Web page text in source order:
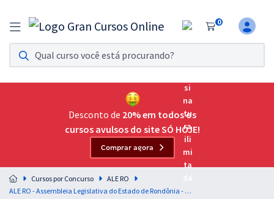
0
Assinatura Ilimitada 11
Acesso a todos os cursos. Teste grátis por 7 dias!
Assinatura OAB Até Passar
Acesso ilimitado a toda preparação para o Exame da
Residências Multiprofissionais
Preparação completa e intensiva para as principais
residências em saúde do Brasil
Desconto de 20% em todos os
cursos avulsos do site SÓ HOJE!
Comprar agora
Cursos por Concurso
ALE RO
ALE RO - Assembleia Legislativa do Estado de Rondônia - Conhecimentos Específicos para o Cargo de Analista Legislativo - Tecnologia da Informação - Infraestrutura de Redes e Comunicação